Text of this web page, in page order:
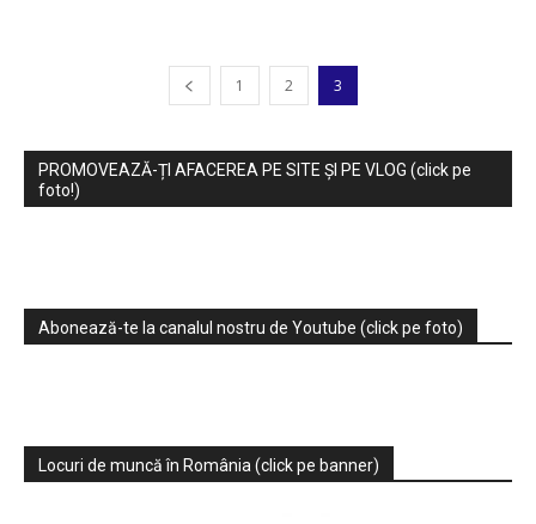
1 2 3
PROMOVEAZĂ-ȚI AFACEREA PE SITE ȘI PE VLOG (click pe
foto!)
Abonează-te la canalul nostru de Youtube (click pe foto)
Locuri de muncă în România (click pe banner)